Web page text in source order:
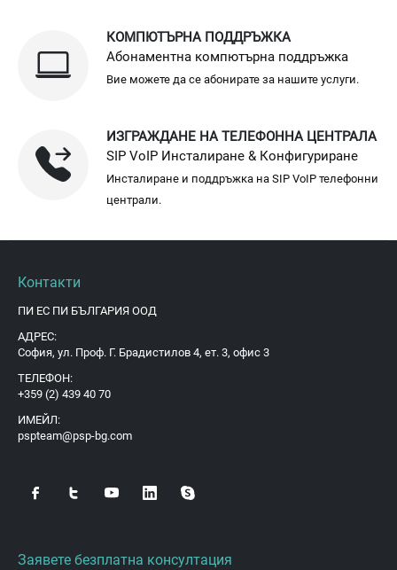
КОМПЮТЪРНА ПОДДРЪЖКА
Абонаментна компютърна поддръжка
Вие можете да се абонирате за нашите услуги.
ИЗГРАЖДАНЕ НА ТЕЛЕФОННА ЦЕНТРАЛА
SIP VoIP Инсталиране & Конфигуриране
Инсталиране и поддръжка на SIP VoIP телефонни
централи.
Контакти
ПИ ЕС ПИ БЪЛГАРИЯ ООД
АДРЕС:
София, ул. Проф. Г. Брадистилов 4, ет. 3, офис 3
ТЕЛЕФОН:
+359 (2) 439 40 70
ИМЕЙЛ:
pspteam@psp-bg.com
Заявете безплатна консултация